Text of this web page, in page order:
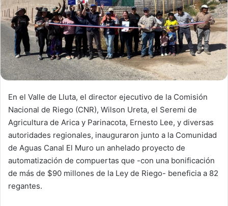
i
l
En el Valle de Lluta, el director ejecutivo de la Comisión
Nacional de Riego (CNR), Wilson Ureta, el Seremi de
Agricultura de Arica y Parinacota, Ernesto Lee, y diversas
autoridades regionales, inauguraron junto a la Comunidad
de Aguas Canal El Muro un anhelado proyecto de
automatización de compuertas que -con una bonificación
de más de $90 millones de la Ley de Riego- beneficia a 82
regantes.